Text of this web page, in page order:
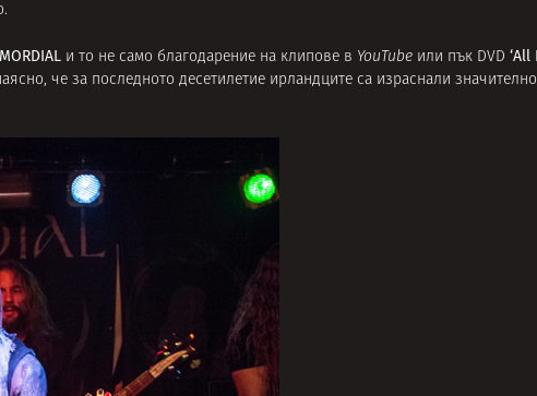
и то не само благодарение на клипове в YouTube или пък DVD ‘All
че за последното десетилетие ирландците са израснали значително